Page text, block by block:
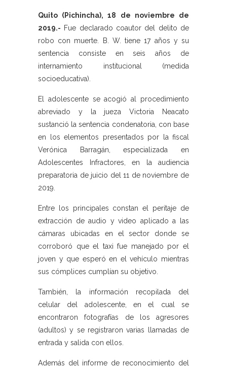
Quito (Pichincha), 18 de noviembre de
2019.- Fue declarado coautor del delito de
robo con muerte. B. W. tiene 17 años y su
sentencia consiste en seis años de
internamiento institucional (medida
socioeducativa).
El adolescente se acogió al procedimiento
abreviado y la jueza Victoria Neacato
sustanció la sentencia condenatoria, con base
en los elementos presentados por la fiscal
Verónica Barragán, especializada en
Adolescentes Infractores, en la audiencia
preparatoria de juicio del 11 de noviembre de
2019.
Entre los principales constan el peritaje de
extracción de audio y video aplicado a las
cámaras ubicadas en el sector donde se
corroboró que el taxi fue manejado por el
joven y que esperó en el vehículo mientras
sus cómplices cumplían su objetivo.
También, la información recopilada del
celular del adolescente, en el cual se
encontraron fotografías de los agresores
(adultos) y se registraron varias llamadas de
entrada y salida con ellos.
Además del informe de reconocimiento del